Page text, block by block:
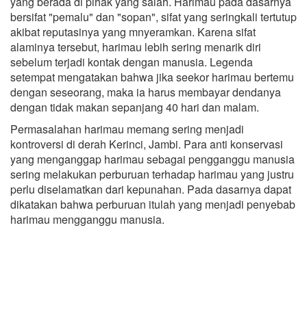
bersifat "pemalu" dan "sopan", sifat yang seringkali tertutup
akibat reputasinya yang mnyeramkan. Karena sifat
alaminya tersebut, harimau lebih sering menarik diri
sebelum terjadi kontak dengan manusia. Legenda
setempat mengatakan bahwa jika seekor harimau bertemu
dengan seseorang, maka ia harus membayar dendanya
dengan tidak makan sepanjang 40 hari dan malam.
Permasalahan harimau memang sering menjadi
kontroversi di derah Kerinci, Jambi. Para anti konservasi
yang menganggap harimau sebagai pengganggu manusia
sering melakukan perburuan terhadap harimau yang justru
perlu diselamatkan dari kepunahan. Pada dasarnya dapat
dikatakan bahwa perburuan itulah yang menjadi penyebab
harimau mengganggu manusia.